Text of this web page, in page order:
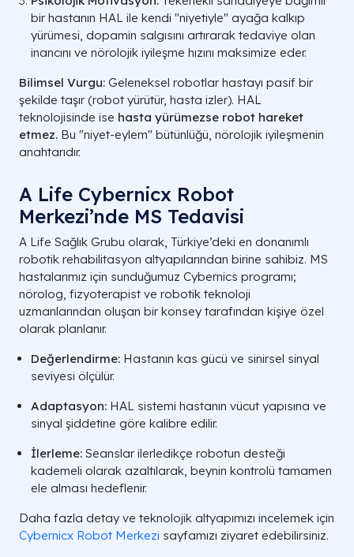
*Modern 2026 tedavileri (DMT) sayesinde RRMS'ten SPMS'e geçiş
düşmüştür.
bir hastanın HAL ile kendi "niyetiyle" ayağa kalkıp
yürümesi, dopamin salgısını artırarak tedaviye olan
inancını ve nörolojik iyileşme hızını maksimize eder.
Bilimsel Vurgu: Geleneksel robotlar hastayı pasif bir
şekilde taşır (robot yürütür, hasta izler). HAL
teknolojisinde ise hasta yürümezse robot hareket
etmez. Bu "niyet-eylem" bütünlüğü, nörolojik iyileşmenin
anahtarıdır.
A Life Cybernicx Robot
Merkezi’nde MS Tedavisi
A Life Sağlık Grubu olarak, Türkiye’deki en donanımlı
robotik rehabilitasyon altyapılarından birine sahibiz. MS
hastalarımız için sunduğumuz Cybernics programı;
nörolog, fizyoterapist ve robotik teknoloji
uzmanlarından oluşan bir konsey tarafından kişiye özel
olarak planlanır.
Değerlendirme: Hastanın kas gücü ve sinirsel sinyal
seviyesi ölçülür.
Adaptasyon: HAL sistemi hastanın vücut yapısına ve
sinyal şiddetine göre kalibre edilir.
İlerleme: Seanslar ilerledikçe robotun desteği
kademeli olarak azaltılarak, beynin kontrolü tamamen
ele alması hedeflenir.
Daha fazla detay ve teknolojik altyapımızı incelemek için
Cybernicx Robot Merkezi sayfamızı ziyaret edebilirsiniz.